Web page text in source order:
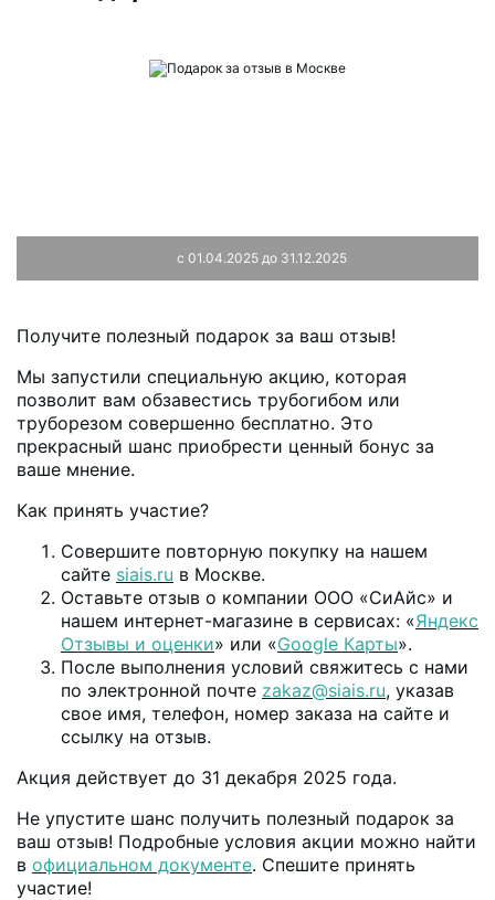
с 01.04.2025 до 31.12.2025
Получите полезный подарок за ваш отзыв!
Мы запустили специальную акцию, которая
позволит вам обзавестись трубогибом или
труборезом совершенно бесплатно. Это
прекрасный шанс приобрести ценный бонус за
ваше мнение.
Как принять участие?
Совершите повторную покупку на нашем
сайте siais.ru в Москве.
Оставьте отзыв о компании ООО «СиАйс» и
нашем интернет-магазине в сервисах: «Яндекс
Отзывы и оценки» или «Google Карты».
После выполнения условий свяжитесь с нами
по электронной почте zakaz@siais.ru, указав
свое имя, телефон, номер заказа на сайте и
ссылку на отзыв.
Акция действует до 31 декабря 2025 года.
Не упустите шанс получить полезный подарок за
ваш отзыв! Подробные условия акции можно найти
в официальном документе. Спешите принять
участие!